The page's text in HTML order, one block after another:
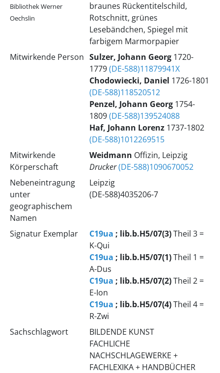
Bibliothek Werner
Oechslin
braunes Rückentitelschild,
Rotschnitt, grünes
Lesebändchen, Spiegel mit
farbigem Marmorpapier
Mitwirkende Person Sulzer, Johann Georg1720-
1779(DE-588)11879941X
Chodowiecki, Daniel 1726-1801
(DE-588)118520512
Penzel, Johann Georg1754-
1809(DE-588)139524088
Haf, Johann Lorenz1737-1802
(DE-588)1012269515
Mitwirkende
Körperschaft
Weidmann Offizin, Leipzig
Drucker(DE-588)1090670052
Nebeneintragung
unter
geographischem
Namen
Leipzig
(DE-588)4035206-7
Signatur Exemplar C19ua ; lib.b.H5/07(3)Theil 3 =
K-Qui
C19ua ; lib.b.H5/07(1)Theil 1 =
A-Dus
C19ua ; lib.b.H5/07(2)Theil 2 =
E-Ion
C19ua ; lib.b.H5/07(4)Theil 4 =
R-Zwi
Sachschlagwort
BILDENDE KUNST
FACHLICHE
NACHSCHLAGEWERKE +
FACHLEXIKA + HANDBÜCHER